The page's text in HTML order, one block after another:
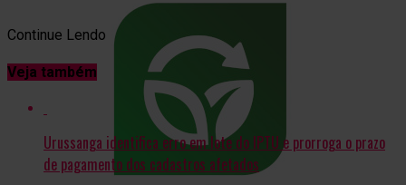
Continue Lendo
Veja também
Urussanga identifica erro em lote do IPTU e prorroga o prazo
de pagamento dos cadastros afetados